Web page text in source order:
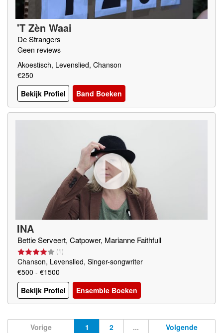
'T Zèn Waai
De Strangers
Geen reviews
Akoestisch, Levenslied, Chanson
€250
Bekijk Profiel
Band Boeken
INA
Bettie Serveert, Catpower, Marianne Faithfull
(1)
Chanson, Levenslied, Singer-songwriter
€500 - €1500
Bekijk Profiel
Ensemble Boeken
Vorige 1 2 ... Volgende